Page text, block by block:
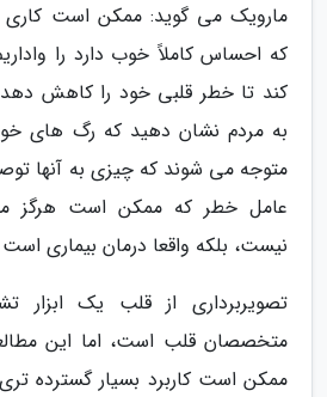
مارویک می گوید: ممکن است
که احساس کاملاً خوب دارد را
کند تا خطر قلبی خود را کاهش دهد.
به مردم نشان دهید که رگ های
متوجه می شوند که چیزی به آنها
عامل خطر که ممکن است هرگز
نیست، بلکه واقعا درمان بیماری
تصویربرداری از قلب یک ابزار
متخصصان قلب است، اما این
ممکن است کاربرد بسیار گسترده